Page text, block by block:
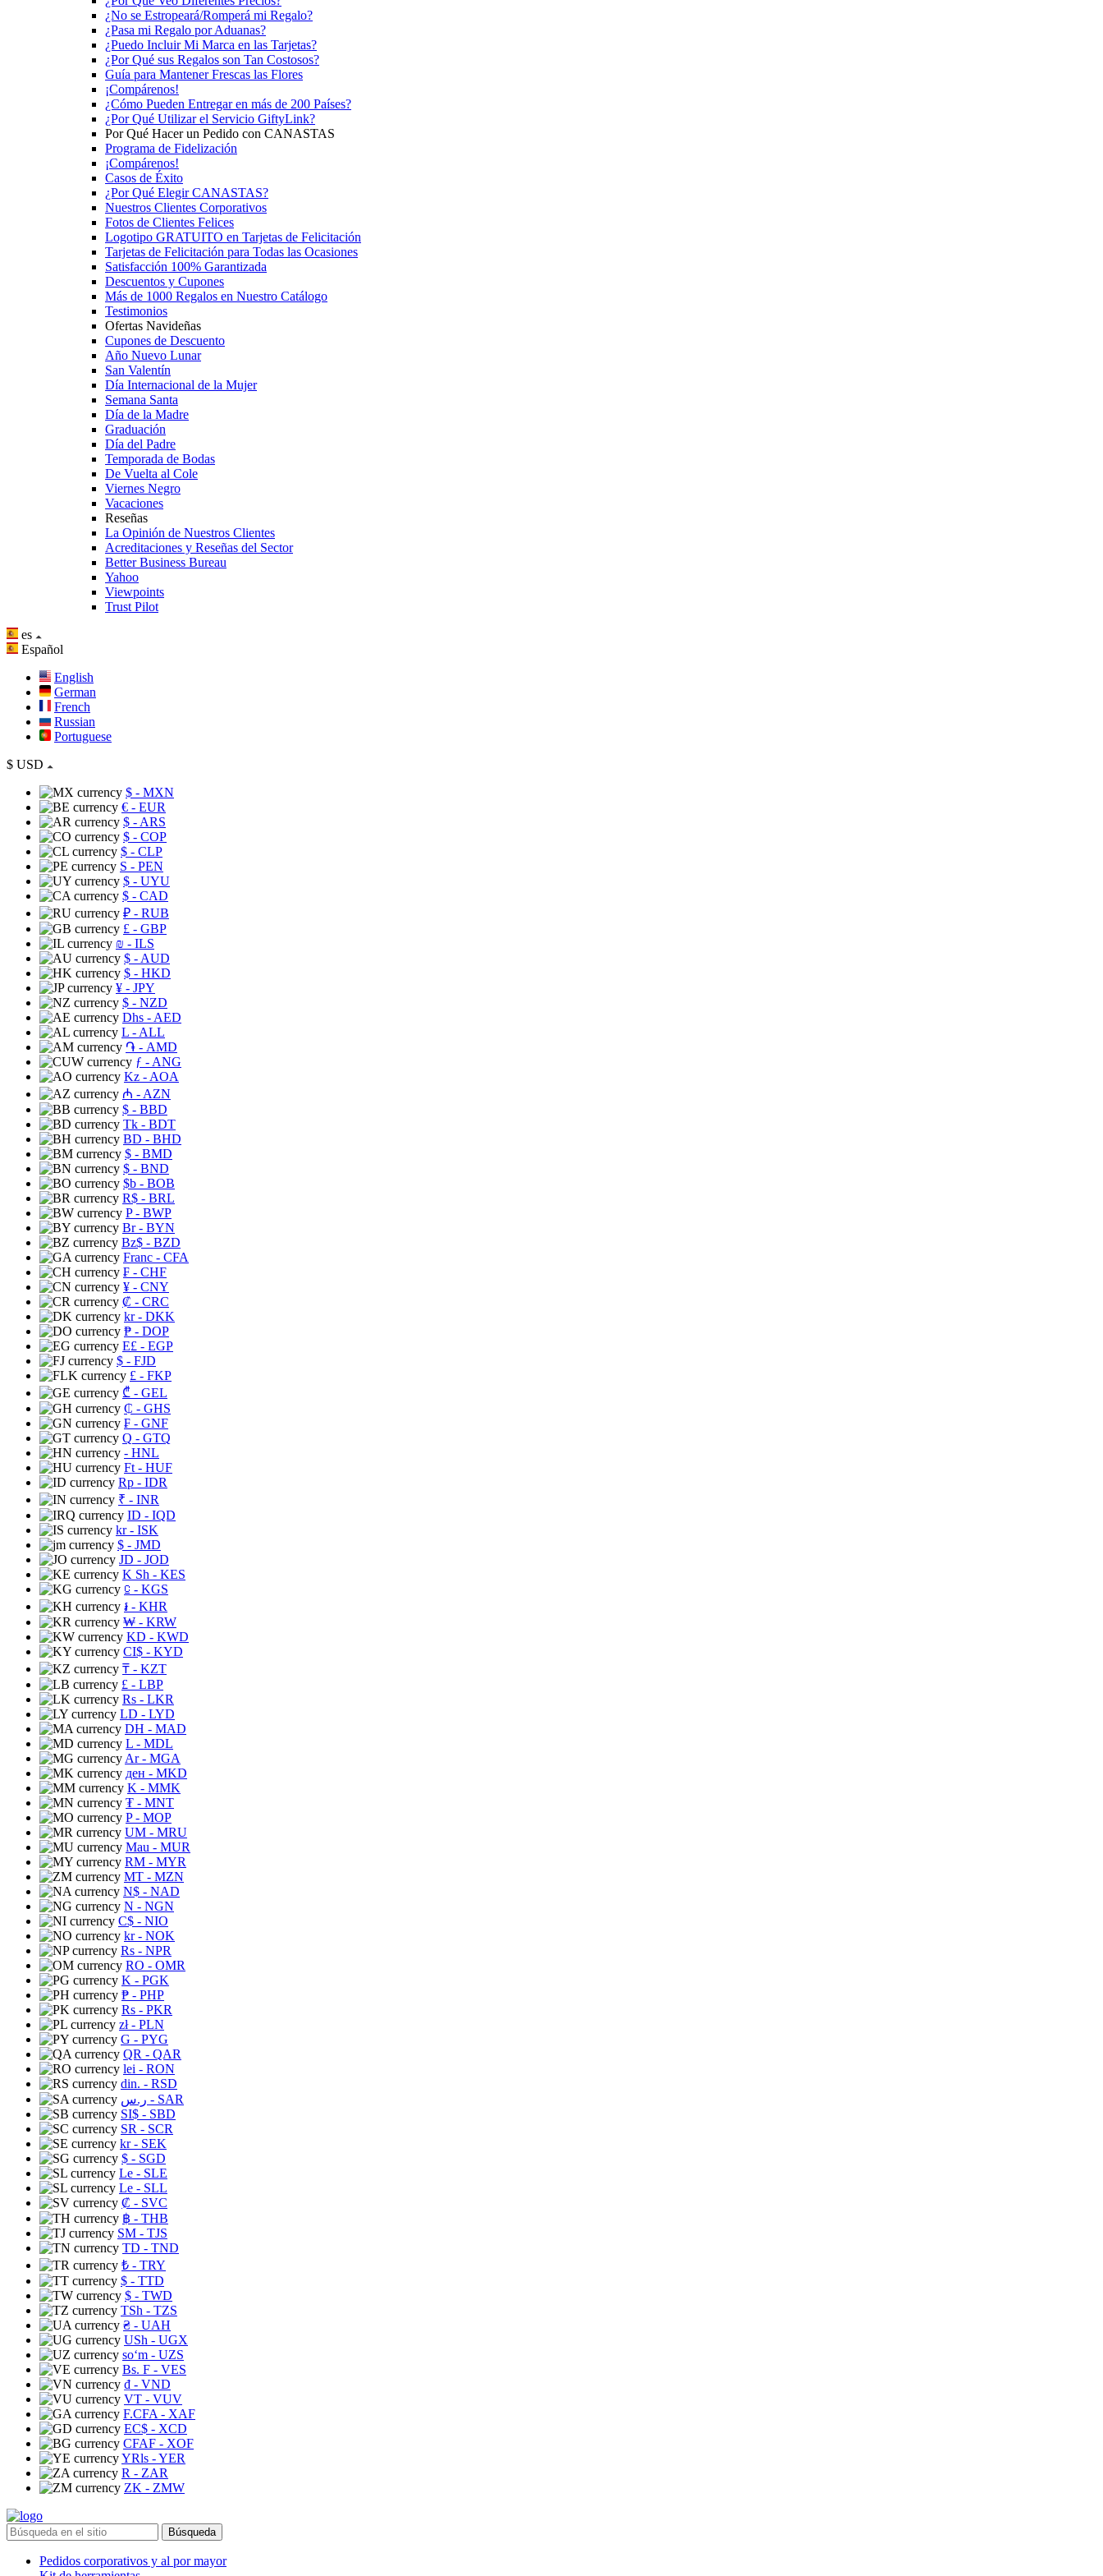
¿No se Estropeará/Romperá mi Regalo?
¿Pasa mi Regalo por Aduanas?
¿Puedo Incluir Mi Marca en las Tarjetas?
¿Por Qué sus Regalos son Tan Costosos?
Guía para Mantener Frescas las Flores
¡Compárenos!
¿Cómo Pueden Entregar en más de 200 Países?
¿Por Qué Utilizar el Servicio GiftyLink?
Por Qué Hacer un Pedido con CANASTAS
Programa de Fidelización
¡Compárenos!
Casos de Éxito
¿Por Qué Elegir CANASTAS?
Nuestros Clientes Corporativos
Fotos de Clientes Felices
Logotipo GRATUITO en Tarjetas de Felicitación
Tarjetas de Felicitación para Todas las Ocasiones
Satisfacción 100% Garantizada
Descuentos y Cupones
Más de 1000 Regalos en Nuestro Catálogo
Testimonios
Ofertas Navideñas
Cupones de Descuento
Año Nuevo Lunar
San Valentín
Día Internacional de la Mujer
Semana Santa
Día de la Madre
Graduación
Día del Padre
Temporada de Bodas
De Vuelta al Cole
Viernes Negro
Vacaciones
Reseñas
La Opinión de Nuestros Clientes
Acreditaciones y Reseñas del Sector
Better Business Bureau
Yahoo
Viewpoints
Trust Pilot
es
Español
English
German
French
Russian
Portuguese
$ USD
$ - MXN
€ - EUR
$ - ARS
$ - COP
$ - CLP
S - PEN
$ - UYU
$ - CAD
₽ - RUB
£ - GBP
₪ - ILS
$ - AUD
$ - HKD
¥ - JPY
$ - NZD
Dhs - AED
L - ALL
֏ - AMD
ƒ - ANG
Kz - AOA
₼ - AZN
$ - BBD
Tk - BDT
BD - BHD
$ - BMD
$ - BND
$b - BOB
R$ - BRL
P- BWP
Br- BYN
Bz$ - BZD
Franc - CFA
₣ - CHF
¥ - CNY
₡ - CRC
kr- DKK
₱ - DOP
E£ - EGP
$ - FJD
£ - FKP
₾ - GEL
₵ - GHS
₣ - GNF
Q - GTQ
- HNL
Ft - HUF
Rp - IDR
₹ - INR
ID - IQD
kr- ISK
$ - JMD
JD - JOD
K Sh - KES
⃀ - KGS
៛ - KHR
₩ - KRW
KD - KWD
CI$ - KYD
₸ - KZT
£ - LBP
Rs - LKR
LD - LYD
DH - MAD
L - MDL
Ar- MGA
ден - MKD
K - MMK
₮ - MNT
P- MOP
UM - MRU
Mau - MUR
RM - MYR
MT - MZN
N$ - NAD
N - NGN
C$ - NIO
kr- NOK
Rs - NPR
RO - OMR
K - PGK
₱ - PHP
Rs - PKR
zł- PLN
G - PYG
QR - QAR
lei - RON
din. - RSD
ر.س - SAR
SI$ - SBD
SR - SCR
kr- SEK
$ - SGD
Le - SLE
Le - SLL
₡ - SVC
฿ - THB
ЅМ - TJS
TD - TND
₺ - TRY
$ - TTD
$ - TWD
TSh - TZS
₴ - UAH
USh - UGX
soʻm - UZS
Bs. F - VES
₫ - VND
VT - VUV
F.CFA - XAF
EC$ - XCD
CFAF - XOF
YRls - YER
R - ZAR
ZK - ZMW
Búsqueda
Pedidos corporativos y al por mayor